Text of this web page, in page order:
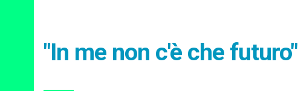
"In me non c'è che futuro"